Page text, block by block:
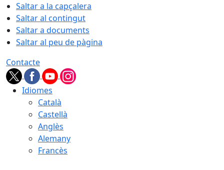
Saltar a la capçalera
Saltar al contingut
Saltar a documents
Saltar al peu de pàgina
Contacte
Idiomes
Català
Castellà
Anglès
Alemany
Francès